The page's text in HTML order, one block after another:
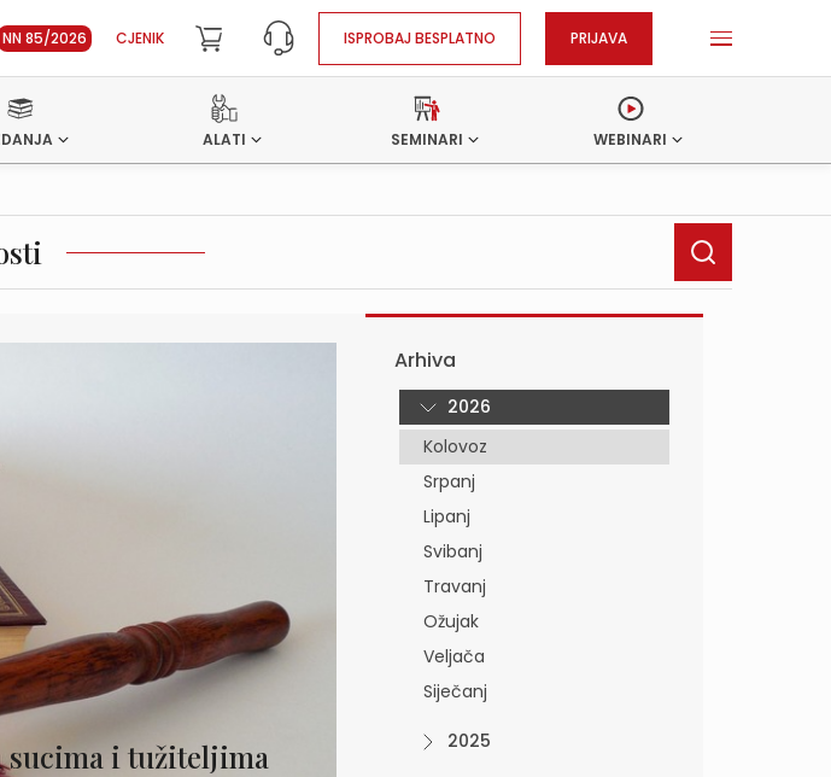
NN 85/2026 CJENIK ISPROBAJ BESPLATNO PRIJAVA
ALATI SEMINARI WEBINARI
sucima i tužiteljima
Arhiva
2026
Kolovoz
Srpanj
Lipanj
Svibanj
Travanj
Ožujak
Veljača
Siječanj
2025